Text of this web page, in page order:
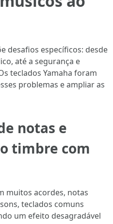
desafios específicos: desde
até a segurança e
teclados Yamaha foram
problemas e ampliar as
notas e
timbre com
muitos acordes, notas
teclados comuns
um efeito desagradável